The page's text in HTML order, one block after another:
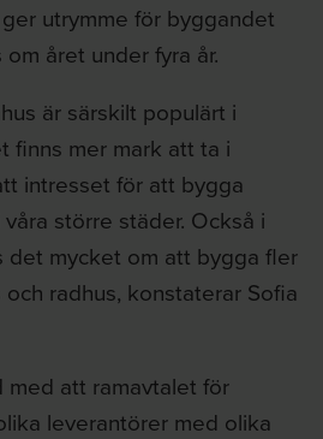
utrymme för byggandet
året under fyra år.
är särskilt populärt i
finns mer mark att ta i
intresset för att bygga
större städer. Också i
det mycket om att bygga fler
radhus, konstaterar Sofia
med att ramavtalet för
leverantörer med olika